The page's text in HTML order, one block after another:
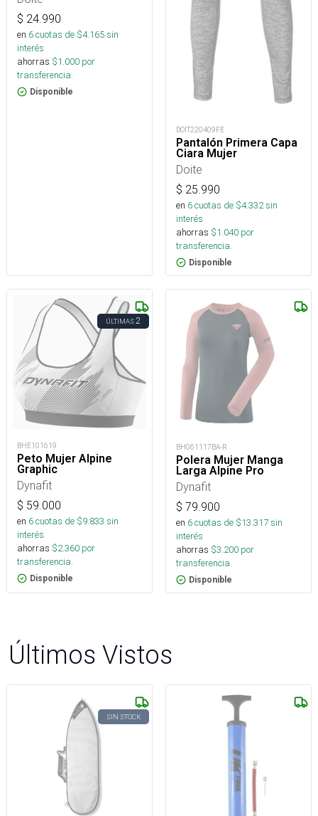
$ 24.990
en 6cuotas de $4.165sin
interés
ahorras $1.000 por
transferencia.
Disponible
DOIT220409FE
Pantalón Primera Capa
Ciara Mujer
Doite
$ 25.990
en 6cuotas de $4.332sin
interés
ahorras $1.040 por
transferencia.
Disponible
ÚLTIMAS2
BHE101619
Peto Mujer Alpine
Graphic
Dynafit
$ 59.000
en 6cuotas de $9.833 sin
interés
ahorras $2.360 por
transferencia.
Disponible
BH061117BA-R
Polera Mujer Manga
Larga Alpine Pro
Dynafit
$ 79.900
en 6cuotas de $13.317sin
interés
ahorras $3.200 por
transferencia.
Disponible
Últimos Vistos
SIN STOCK